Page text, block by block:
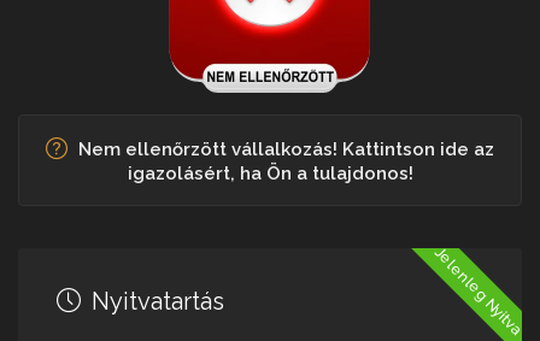
Nem ellenőrzött vállalkozás! Kattintson ide az
igazolásért, ha Ön a tulajdonos!
Jelenleg Nyitva
Nyitvatartás